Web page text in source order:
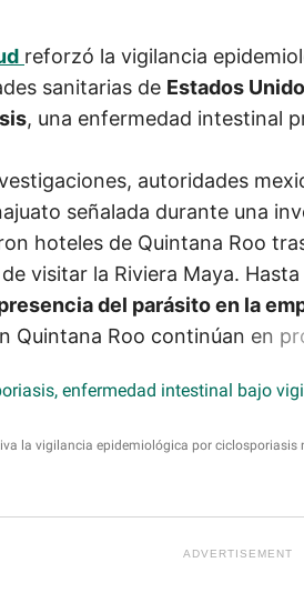
la vigilancia epidemiológica por
reforzó la vigilancia
sanitarias de Estados
, una enfermedad intestinal
autoridades
señalada durante una
hoteles de Quintana Roo
visitar la Riviera Maya.
del parásito en la
Quintana Roo continúan en